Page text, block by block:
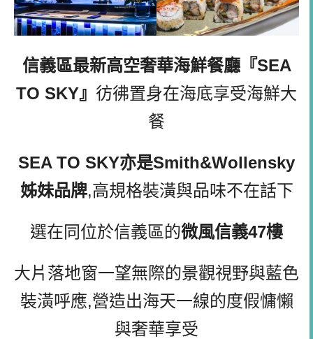
信義區最新高空奢華海鮮餐廳『SEA
TO SKY』 彷彿置身在海底享受海鮮大
餐
SEA TO SKY亦是Smith&Wollensky
姊妹品牌,高規格裝潢與品味不在話下
選在同位於信義區的微風信義47樓
大片落地窗一望無際的景觀視野與藍色
裝潢呼應,營造出海天一線的度假慵懶
與奢華享受